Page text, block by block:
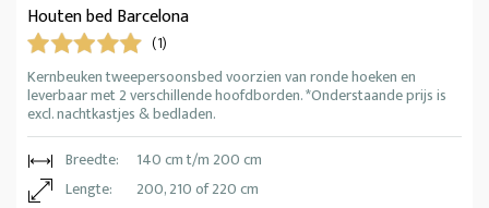
Houten bed Barcelona
(1)
Kernbeuken tweepersoonsbed voorzien van ronde hoeken en
leverbaar met 2 verschillende hoofdborden. *Onderstaande prijs is
excl. nachtkastjes & bedladen.
Breedte:
140 cm t/m 200 cm
Lengte:
200, 210 of 220 cm